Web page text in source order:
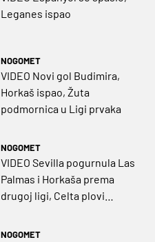
Leganes ispao
NOGOMET
VIDEO Novi gol Budimira,
Horkaš ispao, Žuta
podmornica u Ligi prvaka
NOGOMET
VIDEO Sevilla pogurnula Las
Palmas i Horkaša prema
drugoj ligi, Celta plovi
NOGOMET